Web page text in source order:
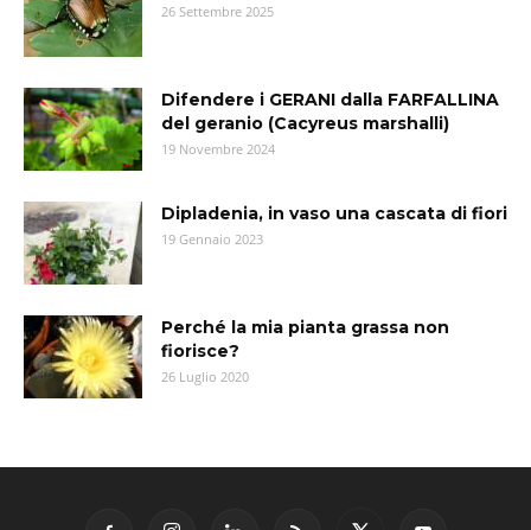
26 Settembre 2025
Difendere i GERANI dalla FARFALLINA
del geranio (Cacyreus marshalli)
19 Novembre 2024
Dipladenia, in vaso una cascata di fiori
19 Gennaio 2023
Perché la mia pianta grassa non
fiorisce?
26 Luglio 2020